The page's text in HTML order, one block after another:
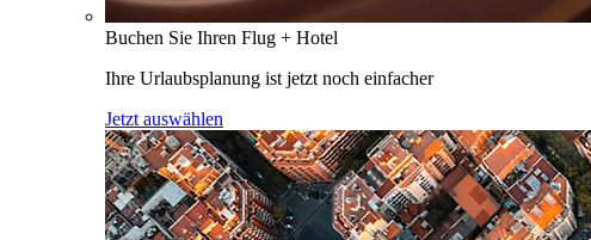
Buchen Sie Ihren Flug + Hotel
Ihre Urlaubsplanung ist jetzt noch einfacher
Jetzt auswählen